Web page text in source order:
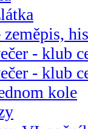
- klub
- klub
kole